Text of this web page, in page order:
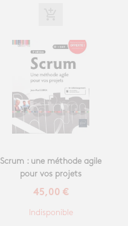
Scrum : une méthode agile
pour vos projets
45,00 €
Indisponible